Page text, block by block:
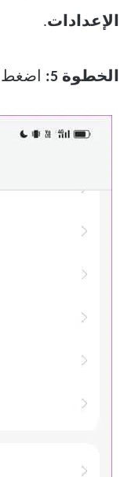
الإعدادات.
الخطوة 5: